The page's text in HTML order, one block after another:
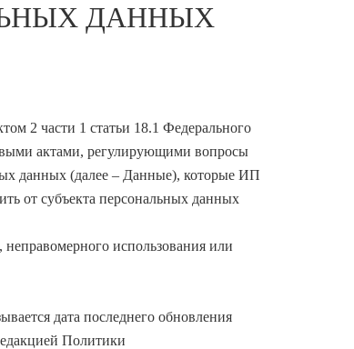
ДАННЫХ
2 части 1 статьи 18.1 Федерального
актами, регулирующими вопросы
данных (далее – Данные), которые ИП
от субъекта персональных данных
использования или
дата последнего обновления
Политики